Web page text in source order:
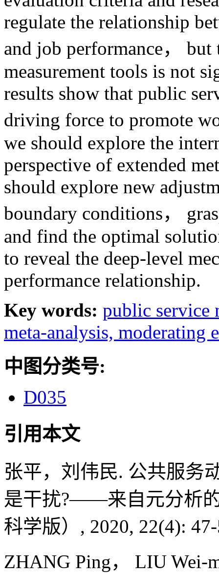
regulate the relationship
and job performance，
measurement tools is not
results show that public
driving force to promote
we should explore the
perspective of extended
should explore new
boundary conditions，
and find the optimal
to reveal the deep-level
performance relationship.
Key words: public
meta-analysis, moderating
中图分类号:
D035
引用本文
张平，刘伟民. 公共服务
是干扰?——来自元分析
科学版）, 2020, 22(4):
ZHANG Ping， LIU Wei-